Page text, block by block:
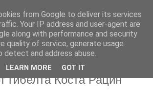
гибелта Коста Рацин
from Google to deliver its services
Your IP address and user-agent are
along with performance and security
quality of service, generate usage
and address abuse.
LEARN MORE GOT IT